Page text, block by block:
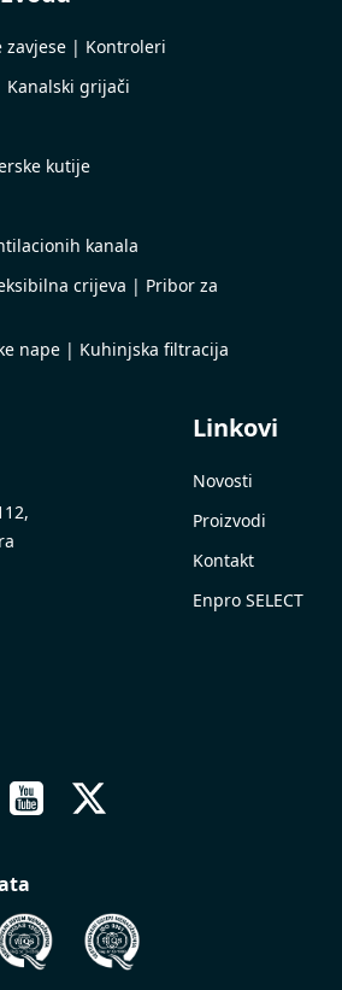
zavjese | Kontroleri
grijači
kutije
kanala
crijeva | Pribor za
nape | Kuhinjska filtracija
Linkovi
Novosti
Proizvodi
Kontakt
Enpro SELECT